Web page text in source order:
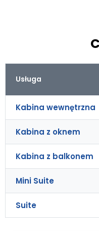
Usługa
Kabina wewnętrzna
Kabina z oknem
Kabina z balkonem
Mini Suite
Suite